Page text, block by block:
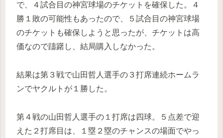
で、４試合目の神宮球場のチケットを確保した。４
勝１敗の可能性もあったので、５試合目の神宮球場
のチケットも確保しようと思ったが、チケットは高
価なので躊躇し、結局購入しなかった。
結果は第３戦で山田哲人選手の３打席連続ホームラ
ンでヤクルトが１勝した。
第４戦の山田哲人選手の１打席は四球。５点差で迎
えた２打席目は、１塁２塁のチャンスの場面でやっ